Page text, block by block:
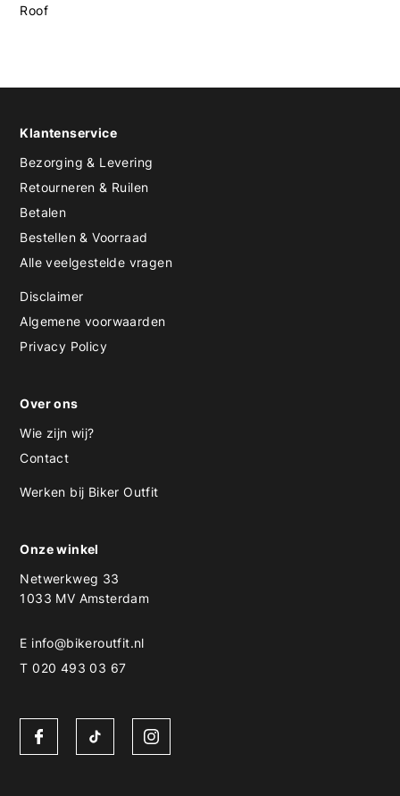
Roof
Klantenservice
Bezorging & Levering
Retourneren & Ruilen
Betalen
Bestellen & Voorraad
Alle veelgestelde vragen
Disclaimer
Algemene voorwaarden
Privacy Policy
Over ons
Wie zijn wij?
Contact
Werken bij Biker Outfit
Onze winkel
Netwerkweg 33
1033 MV Amsterdam
E info@bikeroutfit.nl
T 020 493 03 67